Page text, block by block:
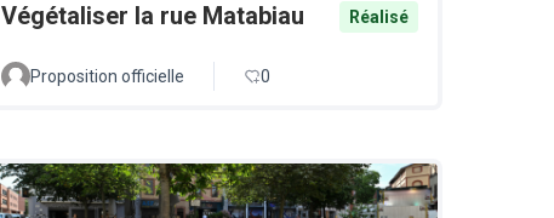
Végétaliser la rue Matabiau Réalisé
Proposition officielle 0